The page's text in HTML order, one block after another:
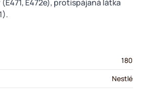
E472e), protispájaná látka
180
Nestlé